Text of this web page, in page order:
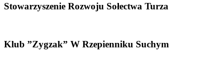
Stowarzyszenie Rozwoju Sołectwa Turza
Klub ”Zygzak” W Rzepienniku Suchym